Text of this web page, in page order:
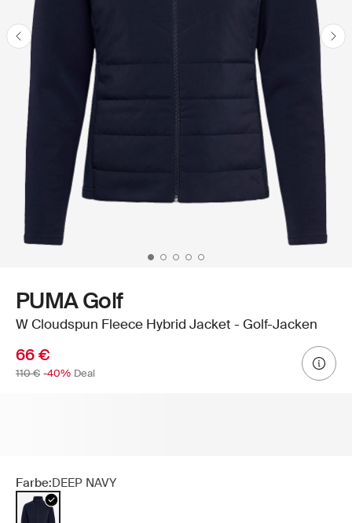
PUMA Golf
W Cloudspun Fleece Hybrid Jacket - Golf-Jacken
66 €
110 € -40% Deal
Farbe:DEEP NAVY